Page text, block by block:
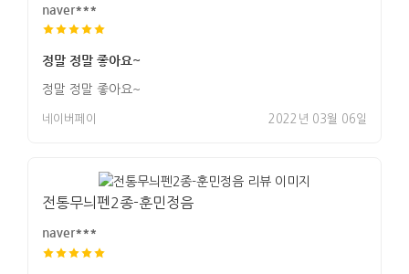
naver***
정말 정말 좋아요~
정말 정말 좋아요~
네이버페이 2022년 03월 06일
전통무늬펜2종-훈민정음
naver***